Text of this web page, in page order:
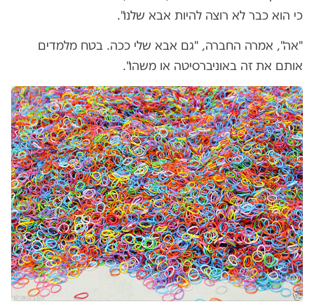
כי הוא כבר לא רוצה להיות אבא שלנו".
"אה", אמרה החברה, "גם אבא שלי ככה. בטח מלמדים
אותם את זה באוניברסיטה או משהו".